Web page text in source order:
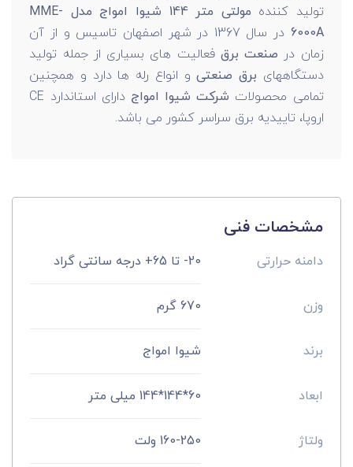
تولید کننده
مولتی متر 144 شیوا امواج مدل MME-
6000A
در سال 1367 در شهر اصفهان تاسیس و از آن
زمان در صنعت برق فعالیت های بسیاری از جمله تولید
دستگاههای برق صنعتیو انواع رله ها دارد و همچنین
تمامی محصولات شرکت شیوا امواج
دارای استاندارد CE
اروپا، تاییدیه برق سراسر کشور می باشد.
مشخصات فنی
دامنه حرارتی 20- تا 65+ درجه سانتی گراد
وزن 670 گرم
برند شیوا امواج
ابعاد 60*144*144 میلی متر
ولتاژ 160-250 ولت